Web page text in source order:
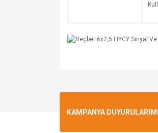
KAMPANYA